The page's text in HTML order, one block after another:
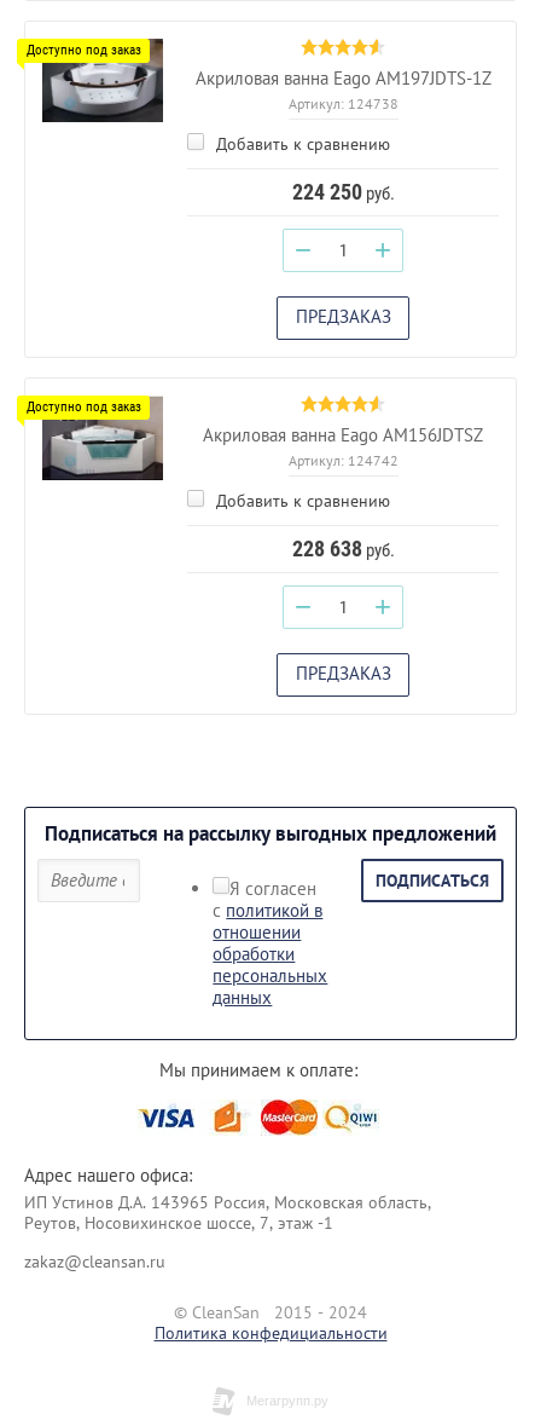
Акриловая ванна Eago AM197JDTS-1Z
Артикул:124738
Добавить к сравнению
224 250руб.
− +
ПРЕДЗАКАЗ
Акриловая ванна Eago AM156JDTSZ
Артикул:124742
Добавить к сравнению
228 638руб.
− +
ПРЕДЗАКАЗ
Подписаться на рассылку выгодных предложений
Я согласен
с политикой в
отношении
обработки
персональных
данных
ПОДПИСАТЬСЯ
Мы принимаем к оплате:
Адрес нашего офиса:
ИП Уcтинoв Д.А. 143965 Россия, Московская область,
Реутов, Носовихинское шоссе, 7, этаж -1
zakaz@cleansan.ru
© CleanSan 2015 - 2024
Политика конфедициальности